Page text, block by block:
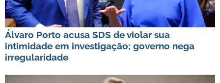
Álvaro Porto acusa SDS de violar sua
intimidade em investigação; governo nega
irregularidade